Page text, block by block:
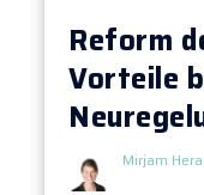
Reform
Vorteile
Mirjam